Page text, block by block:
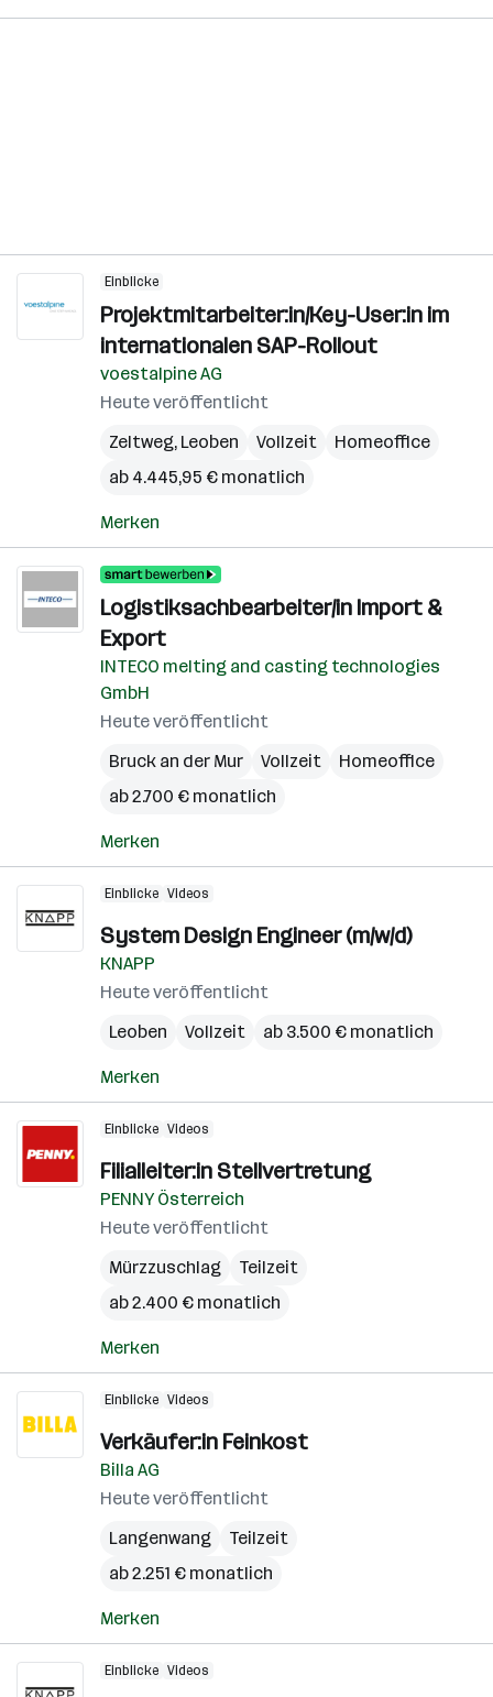
Einblicke
Projektmitarbeiter:in/Key-User:in im
internationalen SAP-Rollout
voestalpine AG
Heute veröffentlicht
Zeltweg, Leoben Vollzeit
Homeoffice
ab 4.445,95 € monatlich
Merken
Logistiksachbearbeiter/in Import &
Export
INTECO melting and casting technologies
GmbH
Heute veröffentlicht
Bruck an der Mur
Vollzeit
Homeoffice
ab 2.700 € monatlich
Merken
Einblicke Videos
System Design Engineer (m/w/d)
KNAPP
Heute veröffentlicht
Leoben
Vollzeit ab 3.500 € monatlich
Merken
Einblicke Videos
Filialleiter:in Stellvertretung
PENNY Österreich
Heute veröffentlicht
Mürzzuschlag
Teilzeit
ab 2.400 € monatlich
Merken
Einblicke Videos
Verkäufer:in Feinkost
Billa AG
Heute veröffentlicht
Langenwang
Teilzeit
ab 2.251 € monatlich
Merken
Einblicke Videos